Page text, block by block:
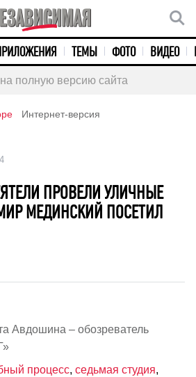
ПРИЛОЖЕНИЯ ТЕМЫ ФОТО ВИДЕО
полную версию сайта
Интернет-версия
4
ПРОВЕЛИ УЛИЧНЫЕ
МЕДИНСКИЙ ПОСЕТИЛ
Авдошина – обозреватель
процесс, седьмая студия,